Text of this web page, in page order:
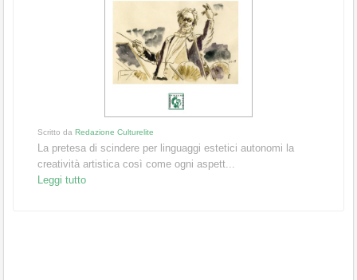
Scritto da Redazione Culturelite
La pretesa di scindere per linguaggi estetici autonomi la
creatività artistica così come ogni aspett...
Leggi tutto